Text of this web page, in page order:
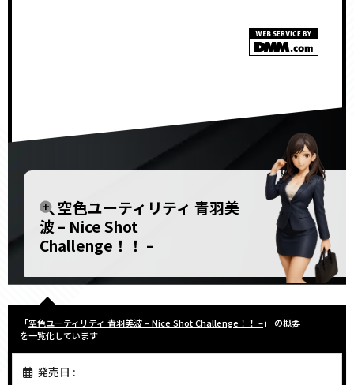
空色ユーティリティ 青羽美
波 – Nice Shot
Challenge！！ –
「空色ユーティリティ 青羽美波 – Nice Shot Challenge！！ –」 の概要
を一覧化しています
発売日 :